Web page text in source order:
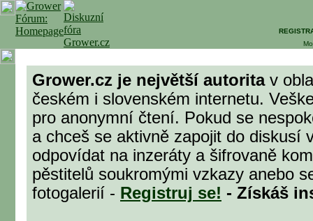
Grower.cz je největší autoritav
českém i slovenském internetu.
pro anonymní čtení. Pokud se
a chceš se aktivně zapojit do diskusí
odpovídat na inzeráty a šifrovaně
pěstitelů soukromými vzkazy anebo
fotogalerií - Registruj se! - Získáš